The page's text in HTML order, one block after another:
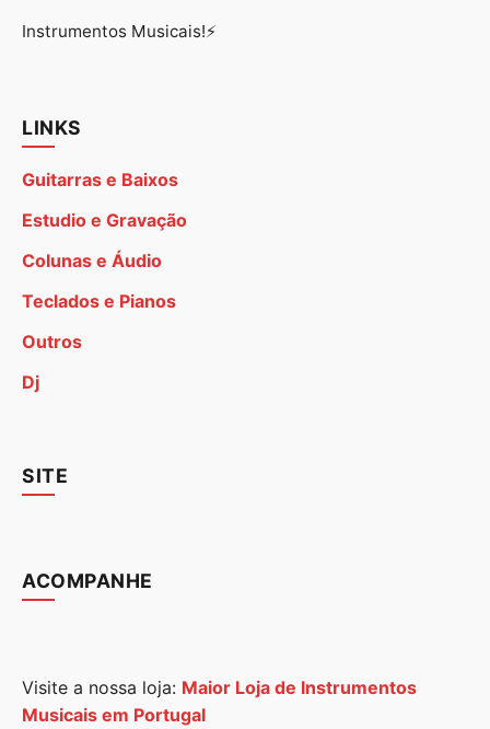
Instrumentos Musicais!⚡
LINKS
Guitarras e Baixos
Estudio e Gravação
Colunas e Áudio
Teclados e Pianos
Outros
Dj
SITE
ACOMPANHE
Visite a nossa loja: Maior Loja de Instrumentos
Musicais em Portugal